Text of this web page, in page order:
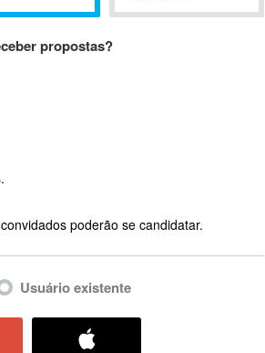
propostas?
poderão se candidatar.
Usuário existente